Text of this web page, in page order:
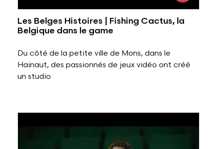
Les Belges Histoires | Fishing Cactus, la
Belgique dans le game
Du côté de la petite ville de Mons, dans le
Hainaut, des passionnés de jeux vidéo ont créé
un studio